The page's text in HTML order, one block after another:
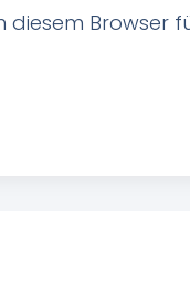
diesem Browser